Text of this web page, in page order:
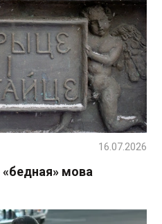
мова
16.07.2026